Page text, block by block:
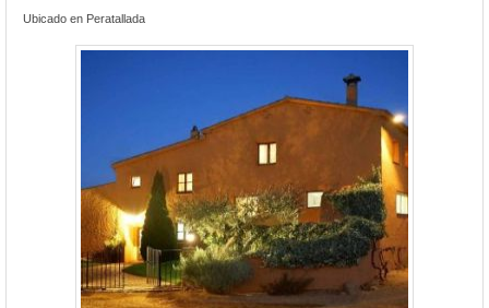
Ubicado en Peratallada